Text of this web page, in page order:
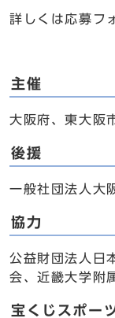
詳しくは応募フ
主催
大阪府、東大阪
後援
一般社団法人大
協力
公益財団法人日
会、近畿大学附
宝くじスポー